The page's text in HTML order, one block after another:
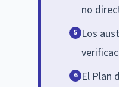
no
5 Los
6 El Plan